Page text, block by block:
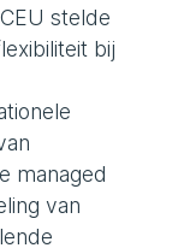
stelde
bij
managed
van